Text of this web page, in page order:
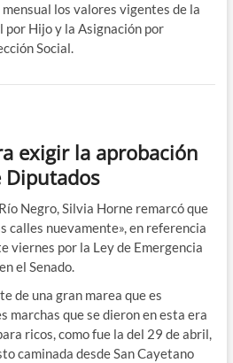
los valores vigentes de la
Hijo y la Asignación por
Social.
exigir la aprobación
Diputados
Negro, Silvia Horne remarcó que
calles nuevamente», en referencia
viernes por la Ley de Emergencia
el Senado.
de una gran marea que es
marchas que se dieron en esta era
ricos, como fue la del 29 de abril,
caminada desde San Cayetano